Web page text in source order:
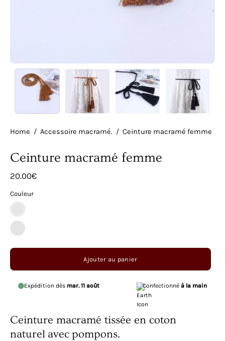
Home / Accessoire macramé. / Ceinture macramé femme
Ceinture macramé femme
20.00€
Couleur
Marron
Noir
Ajouter au panier
Expédition dès mar. 11 août Confectionné à la main
Ceinture macramé tissée en coton
naturel avec pompons.